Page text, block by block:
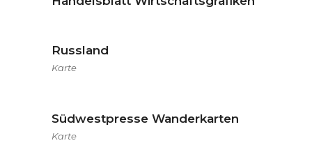
Russland
Karte
Südwestpresse Wanderkarten
Karte